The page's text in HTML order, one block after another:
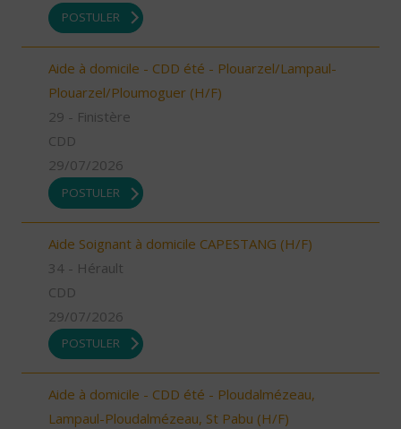
POSTULER
Aide à domicile - CDD été - Plouarzel/Lampaul-
Plouarzel/Ploumoguer (H/F)
29 - Finistère
CDD
29/07/2026
POSTULER
Aide Soignant à domicile CAPESTANG (H/F)
34 - Hérault
CDD
29/07/2026
POSTULER
Aide à domicile - CDD été - Ploudalmézeau,
Lampaul-Ploudalmézeau, St Pabu (H/F)